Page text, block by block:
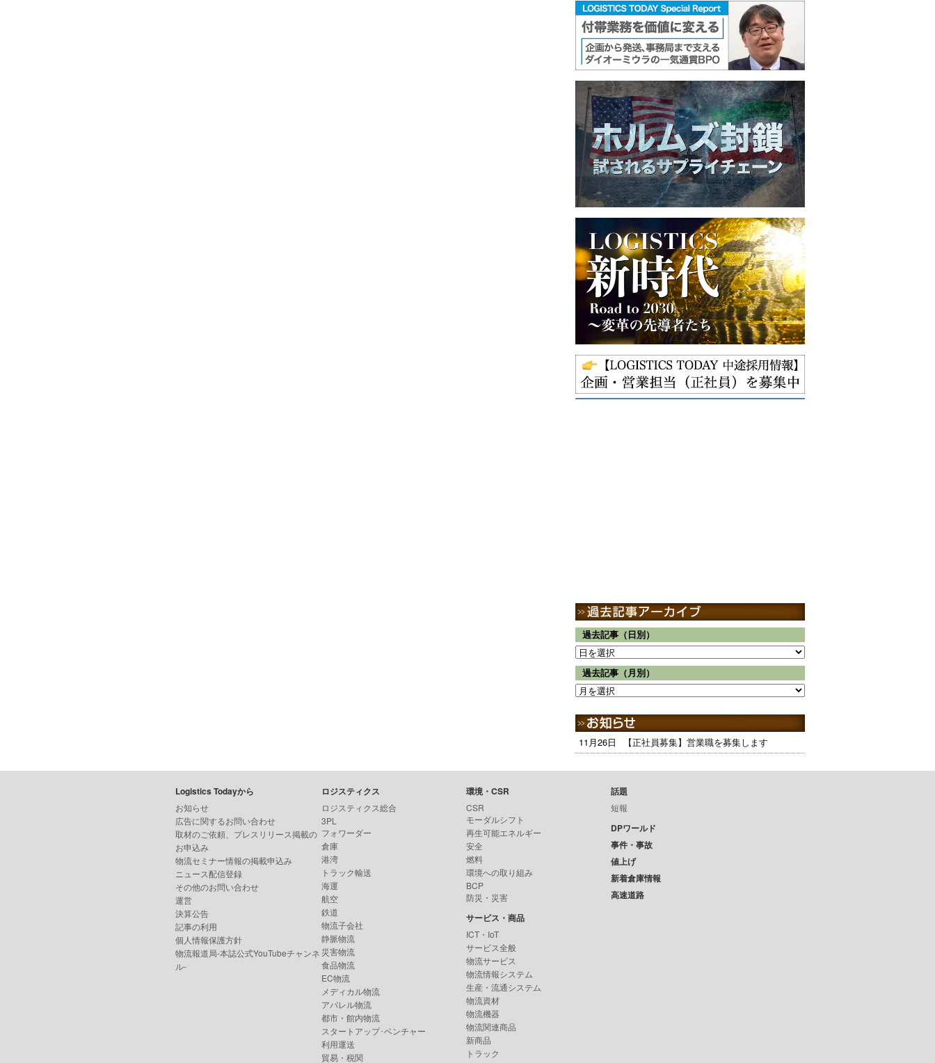
過去記事（日別）
過去記事（月別）
11月26日 【正社員募集】営業職を募集します
Logistics Todayから
お知らせ
広告に関するお問い合わせ
取材のご依頼、プレスリリース掲載の
お申込み
物流セミナー情報の掲載申込み
ニュース配信登録
その他のお問い合わせ
運営
決算公告
記事の利用
個人情報保護方針
物流報道局-本誌公式YouTubeチャンネ
ル-
ロジスティクス
ロジスティクス総合
3PL
フォワーダー
倉庫
港湾
トラック輸送
海運
航空
鉄道
物流子会社
静脈物流
災害物流
食品物流
EC物流
メディカル物流
アパレル物流
都市・館内物流
スタートアップ･ベンチャー
利用運送
貿易・税関
環境・CSR
CSR
モーダルシフト
再生可能エネルギー
安全
燃料
環境への取り組み
BCP
防災・災害
サービス・商品
ICT・IoT
サービス全般
物流サービス
物流情報システム
生産・流通システム
物流資材
物流機器
物流関連商品
新商品
トラック
話題
短報
DPワールド
事件・事故
値上げ
新着倉庫情報
高速道路